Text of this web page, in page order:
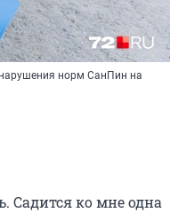
норм СанПин на
Садится ко мне одна